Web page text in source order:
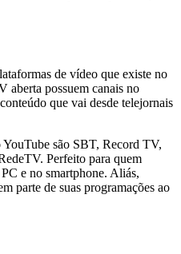
de vídeo que existe no
aberta possuem canais no
que vai desde telejornais
são SBT, Record TV,
Perfeito para quem
e no smartphone. Aliás,
parte de suas programações ao